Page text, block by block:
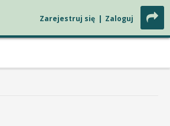
Zarejestruj się | Zaloguj